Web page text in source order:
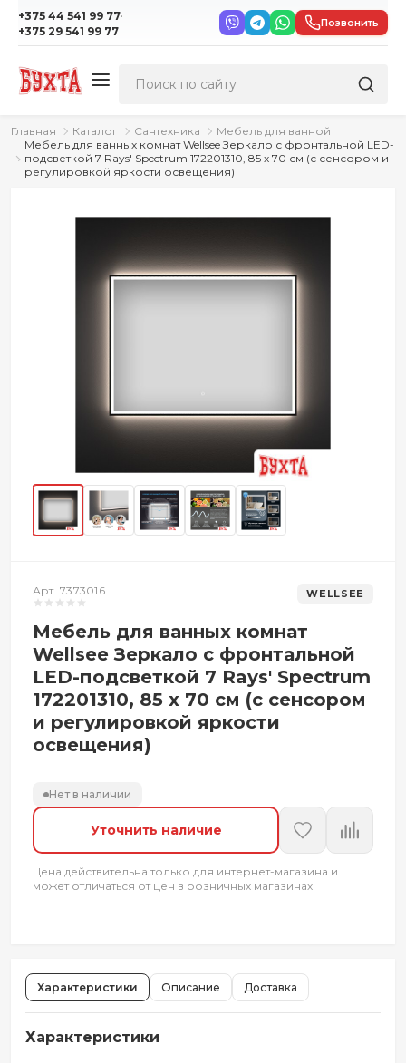
+375 44 541 99 77·
+375 29 541 99 77
Позвонить
Главная Каталог Сантехника
Мебель для ванной
Мебель для ванных комнат Wellsee Зеркало с фронтальной LED-
подсветкой 7 Rays' Spectrum 172201310, 85 х 70 см (с сенсором и
регулировкой яркости освещения)
Арт. 7373016 WELLSEE
Мебель для ванных комнат
Wellsee Зеркало с фронтальной
LED-подсветкой 7 Rays' Spectrum
172201310, 85 х 70 см (с сенсором
и регулировкой яркости
освещения)
Нет в наличии
Уточнить наличие
Цена действительна только для интернет-магазина и
может отличаться от цен в розничных магазинах
Характеристики Описание Доставка
Характеристики